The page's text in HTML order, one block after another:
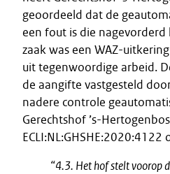
geoordeeld dat de
een fout is die
zaak was een WAZ-
uit tegenwoordige arbeid.
de aangifte vastgesteld
nadere controle
Gerechtshof ’s-
ECLI:NL:GHSHE:2020:4122
“4.3. Het hof stelt voorop